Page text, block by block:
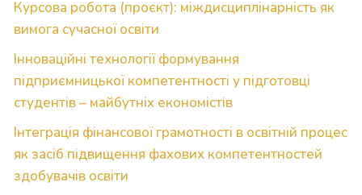
Курсова робота (проєкт): міждисциплінарність як
вимога сучасної освіти
Інноваційні технології формування
підприємницької компетентності у підготовці
студентів – майбутніх економістів
Інтеграція фінансової грамотності в освітній процес
як засіб підвищення фахових компетентностей
здобувачів освіти